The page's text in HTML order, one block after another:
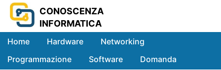
CONOSCENZA
INFORMATICA
Home Hardware
Networking
Programmazione
Software
Domanda